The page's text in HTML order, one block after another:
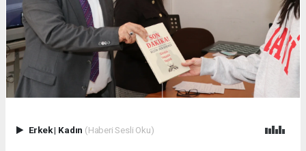
Erkek| Kadın (Haberi Sesli Oku)